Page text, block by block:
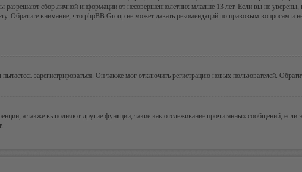
разрешают сбор личной информации от несовершеннолетних младше 13 лет. Если вы не
Обратите внимание, что phpBB Group не может давать рекомендаций по правовым вопросам и
зарегистрироваться. Он также мог отключить регистрацию новых пользователей.
а также выполняют другие функции, такие как отслеживание прочитанных сообщений,